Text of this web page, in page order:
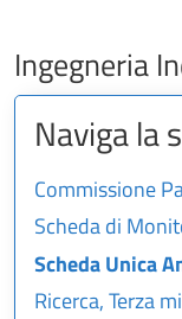
Ingegneria
Naviga la
Commissione
Scheda di
Scheda Unica
Ricerca, Terza